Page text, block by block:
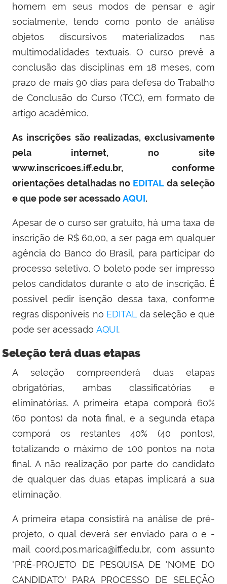
homem em seus modos de pensar e agir
socialmente, tendo como ponto de análise
objetos discursivos materializados nas
multimodalidades textuais. O curso prevê a
conclusão das disciplinas em 18 meses, com
prazo de mais 90 dias para defesa do Trabalho
de Conclusão do Curso (TCC), em formato de
artigo acadêmico.
As inscrições são realizadas, exclusivamente
pela internet, no site
www.inscricoes.iff.edu.br, conforme
orientações detalhadas no EDITAL da seleção
e que pode ser acessadoAQUI.
Apesar de o curso ser gratuito, há uma taxa de
inscrição de R$ 60,00, a ser paga em qualquer
agência do Banco do Brasil, para participar do
processo seletivo. O boleto pode ser impresso
pelos candidatos durante o ato de inscrição. É
possível pedir isenção dessa taxa, conforme
regras disponíveis no EDITAL da seleção e que
pode ser acessado AQUI.
Seleção terá duas etapas
A seleção compreenderá duas etapas
obrigatórias, ambas classificatórias e
eliminatórias. A primeira etapa comporá 60%
(60 pontos) da nota final, e a segunda etapa
comporá os restantes 40% (40 pontos),
totalizando o máximo de 100 pontos na nota
final. A não realização por parte do candidato
de qualquer das duas etapas implicará a sua
eliminação.
A primeira etapa consistirá na análise de pré-
projeto, o qual deverá ser enviado para o e -
mail coord.pos.marica@iff.edu.br, com assunto
"PRÉ-PROJETO DE PESQUISA DE 'NOME DO
CANDIDATO' PARA PROCESSO DE SELEÇÃO